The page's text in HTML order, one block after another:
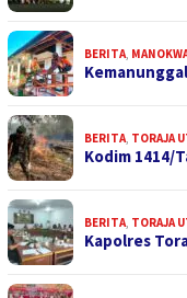
BERITA,
BERITA, TORAJA
Kodim 1414/
BERITA, TORAJA
Kapolres